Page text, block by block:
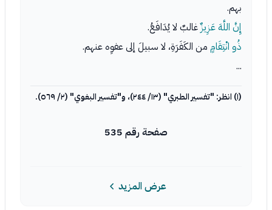
بهم.
إِنَّ اللَّهَ عَزِيزٌغالبٌ لا يُدَافَعُ.
ذُو انْتِقَامٍ من الكَفَرَةِ، لا سبيلَ إلى عفوِه عنهم.
...
(١) انظر: "تفسير الطبري" (١٣/ ٢٤٤)، و"تفسير البغوي" (٢/ ٥٦٩).
صفحة رقم 535
عرض المزيد